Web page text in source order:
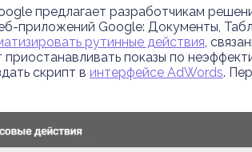
предлагает разработчикам
Google: Документы,
рутинные действия,
показы по
скрипт в интерфейсе AdWords.